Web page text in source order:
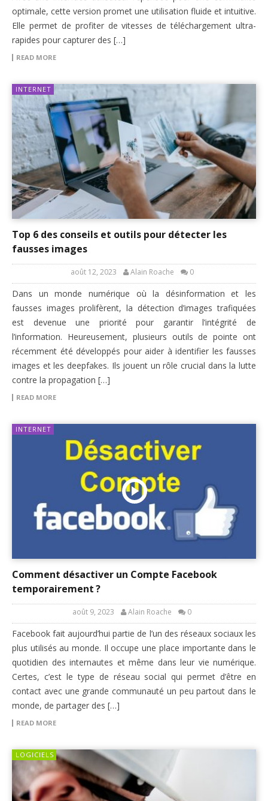
optimale, cette version promet une utilisation fluide et intuitive.
Elle permet de profiter de vitesses de téléchargement ultra-
rapides pour capturer des […]
READ MORE
INTERNET
Top 6 des conseils et outils pour détecter les
fausses images
août 12, 2023 Alain Roache 0
Dans un monde numérique où la désinformation et les
fausses images prolifèrent, la détection d’images trafiquées
est devenue une priorité pour garantir l’intégrité de
l’information. Heureusement, plusieurs outils de pointe ont
récemment été développés pour aider à identifier les fausses
images et les deepfakes. Ils jouent un rôle crucial dans la lutte
contre la propagation […]
READ MORE
INTERNET
Comment désactiver un Compte Facebook
temporairement ?
août 9, 2023 Alain Roache 0
Facebook fait aujourd’hui partie de l’un des réseaux sociaux les
plus utilisés au monde. Il occupe une place importante dans le
quotidien des internautes et même dans leur vie numérique.
Certes, c’est le type de réseau social qui permet d’être en
contact avec une grande communauté un peu partout dans le
monde, de partager des […]
READ MORE
LOGICIELS